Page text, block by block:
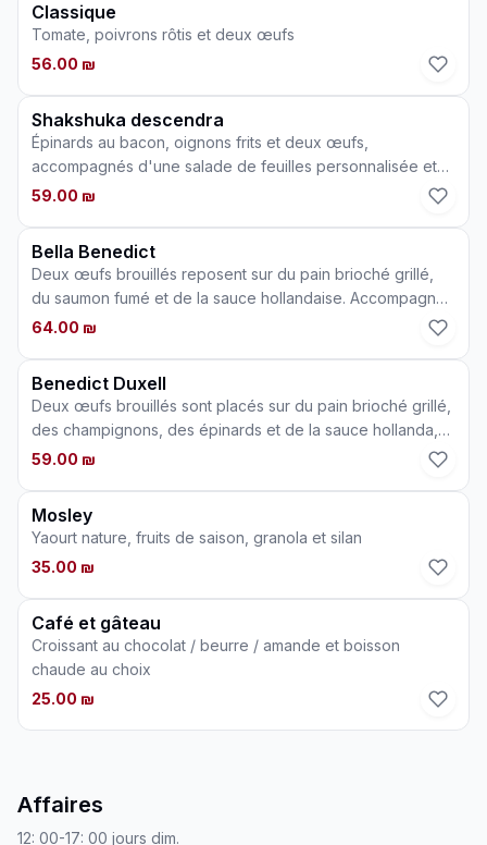
gazéifiée NIS 5)
Classique
Tomate, poivrons rôtis et deux œufs
56.00 ₪
Shakshuka descendra
Épinards au bacon, oignons frits et deux œufs,
accompagnés d'une salade de feuilles personnalisée et
de pain blanc / céréales
59.00 ₪
Bella Benedict
Deux œufs brouillés reposent sur du pain brioché grillé,
du saumon fumé et de la sauce hollandaise. Accompagné
d'une salade de feuilles personnelle
64.00 ₪
Benedict Duxell
Deux œufs brouillés sont placés sur du pain brioché grillé,
des champignons, des épinards et de la sauce hollanda,
accompagnés d'une salade de feuilles personnalisée.
59.00 ₪
Mosley
Yaourt nature, fruits de saison, granola et silan
35.00 ₪
Café et gâteau
Croissant au chocolat / beurre / amande et boisson
chaude au choix
25.00 ₪
Affaires
12: 00-17: 00 jours dim.